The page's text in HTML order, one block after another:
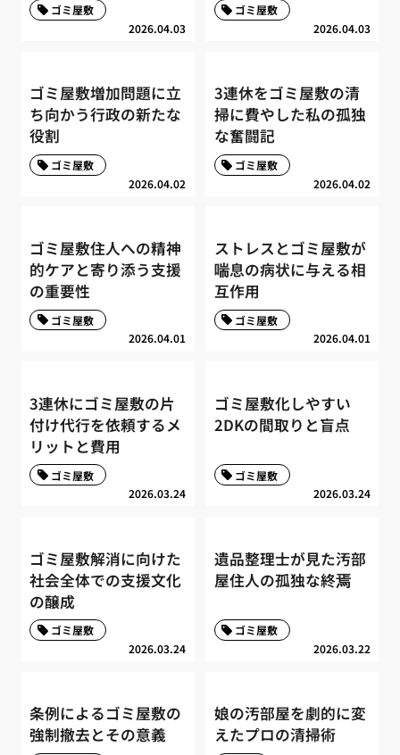
2026.04.03
ゴミ屋敷
2026.04.03
ゴミ屋敷
ゴミ屋敷増加問題に立
ち向かう行政の新たな
役割
2026.04.02
ゴミ屋敷
3連休をゴミ屋敷の清
掃に費やした私の孤独
な奮闘記
2026.04.02
ゴミ屋敷
ゴミ屋敷住人への精神
的ケアと寄り添う支援
の重要性
2026.04.01
ゴミ屋敷
ストレスとゴミ屋敷が
喘息の病状に与える相
互作用
2026.04.01
ゴミ屋敷
3連休にゴミ屋敷の片
付け代行を依頼するメ
リットと費用
2026.03.24
ゴミ屋敷
ゴミ屋敷化しやすい
2DKの間取りと盲点
2026.03.24
ゴミ屋敷
ゴミ屋敷解消に向けた
社会全体での支援文化
の醸成
2026.03.24
ゴミ屋敷
遺品整理士が見た汚部
屋住人の孤独な終焉
2026.03.22
ゴミ屋敷
条例によるゴミ屋敷の
強制撤去とその意義
娘の汚部屋を劇的に変
えたプロの清掃術